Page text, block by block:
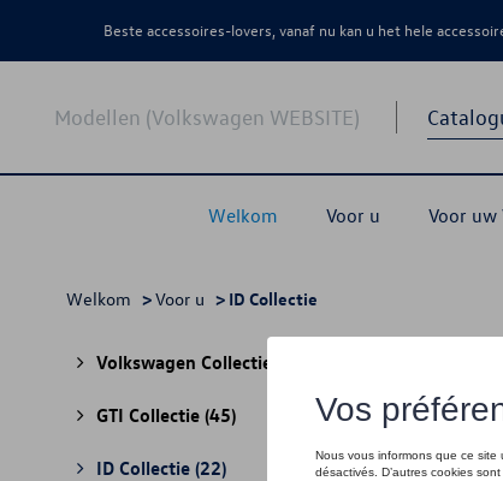
Beste accessoires-lovers, vanaf nu kan u het hele
Modellen (Volkswagen WEBSITE)
Welkom Voor u Voor uw
Welkom >Voor u > ID Collectie
Volkswagen Collectie
GTI Collectie (45)
ID Collectie (22)